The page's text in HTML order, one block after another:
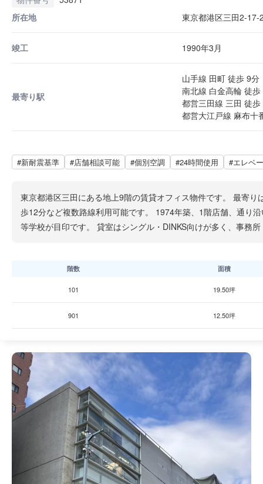
所在地
東京都港区三田2-17-
竣工 1990年3月
最寄り駅
山手線 田町 徒歩 9分
南北線 白金高輪 徒歩
都営三田線 三田 徒
都営大江戸線 麻布十
#新耐震基準 #店舗相談可能 #個別空調 #24時間使用 #エレベ
東京都港区三田にある地上9階の賃貸オフィス物件です。 最寄
歩12分など複数路線利用可能です。 1974年築、1階店舗、通り
等学校が目印です。 貸室はシングル・DINKS向けが多く、事務
階数 面積
101 19.50坪
901 12.50坪